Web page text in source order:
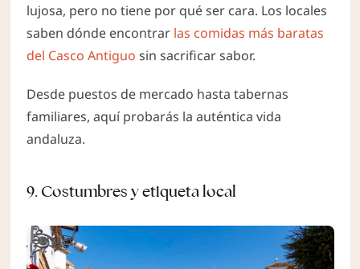
lujosa, pero no tiene por qué ser cara. Los locales
saben dónde encontrar las comidas más baratas
del Casco Antiguo sin sacrificar sabor.
Desde puestos de mercado hasta tabernas
familiares, aquí probarás la auténtica vida
andaluza.
9. Costumbres y etiqueta local